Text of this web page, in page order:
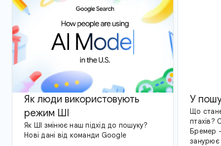
Як люди використовують
режим ШІ
Як ШІ змінює наш підхід до пошуку?
Нові дані від команди Google
У
Що
птахів?
Бремер
занурює